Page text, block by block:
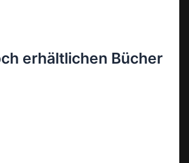
erhältlichen Bücher